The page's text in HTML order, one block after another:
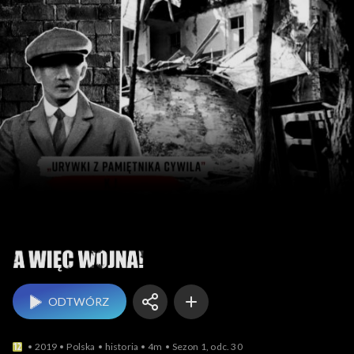
A więc wojna
ODTWÓRZ
2019 Polska historia 4m Sezon 1, odc. 30